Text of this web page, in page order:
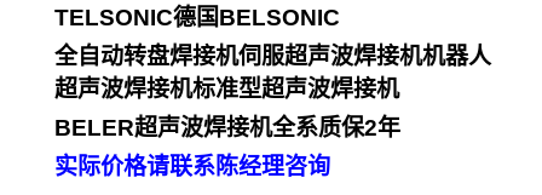
TELSONIC德国BELSONIC
全自动转盘焊接机伺服超声波焊接机机器人
超声波焊接机标准型超声波焊接机
BELER超声波焊接机全系质保2年
实际价格请联系陈经理咨询